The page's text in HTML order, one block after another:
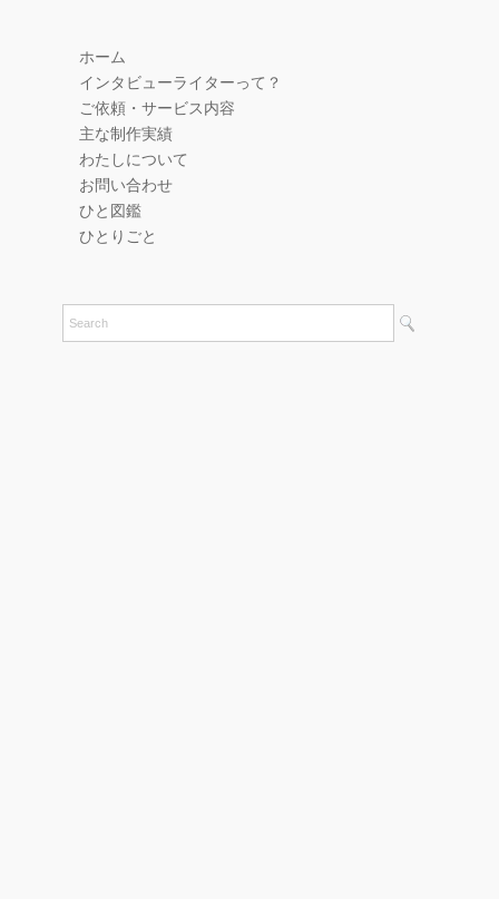
ホーム
インタビューライターって？
ご依頼・サービス内容
主な制作実績
わたしについて
お問い合わせ
ひと図鑑
ひとりごと